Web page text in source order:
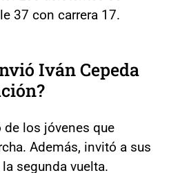
37 con carrera 17.
Iván Cepeda
los jóvenes que
Además, invitó a sus
segunda vuelta.